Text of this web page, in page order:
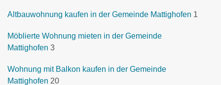
Altbauwohnung kaufen in der Gemeinde Mattighofen 1
Möblierte Wohnung mieten in der Gemeinde
Mattighofen 3
Wohnung mit Balkon kaufen in der Gemeinde
Mattighofen 20